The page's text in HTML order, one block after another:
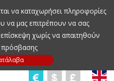
να καταχωρήσει πληροφορίες
να μας επιτρέπουν να σας
χωρίς να απαιτηθούν
πρόσβασης